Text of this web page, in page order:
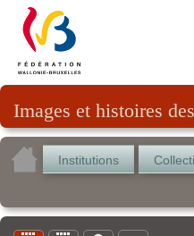
Images et histoires
Institutions